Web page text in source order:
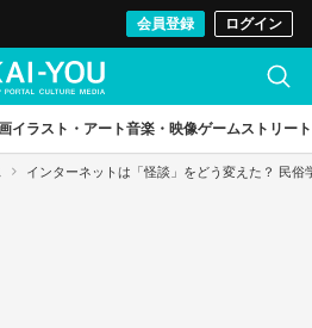
会員登録 ログイン
イラスト・アート音楽・映像ゲームストリート
インターネットは「怪談」をどう変えた？ 民